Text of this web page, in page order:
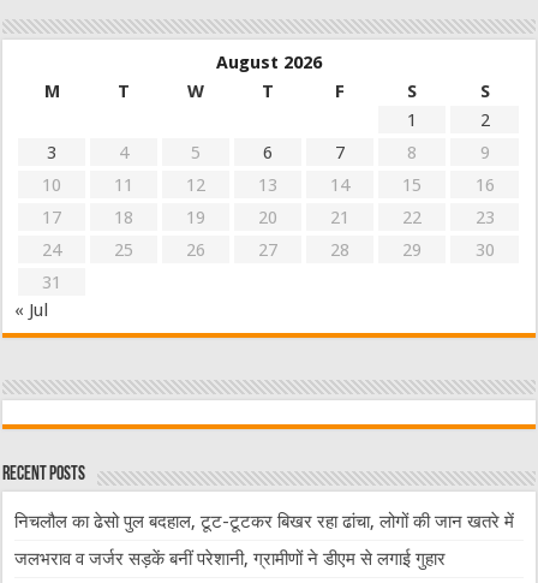
August 2026
M
T W T F S
S
1
2
3
4 5 6 7 8
9
10
11 12 13 14 15
16
17
18 19 20 21 22
23
24
25 26 27 28 29
30
31
« Jul
Recent Posts
निचलौल का ढेसो पुल बदहाल, टूट-टूटकर बिखर रहा ढांचा, लोगों की जान खतरे में
जलभराव व जर्जर सड़कें बनीं परेशानी, ग्रामीणों ने डीएम से लगाई गुहार